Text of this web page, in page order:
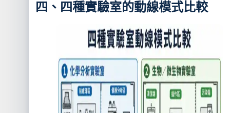
四、四種實驗室的動線模式比較